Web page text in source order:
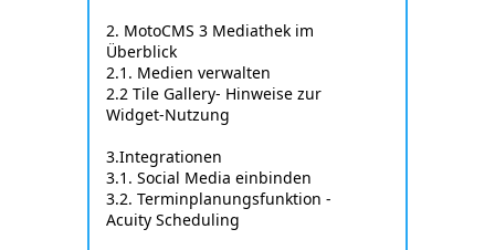
2. MotoCMS 3 Mediathek im
Überblick
2.1. Medien verwalten
2.2 Tile Gallery- Hinweise zur
Widget-Nutzung
3.Integrationen
3.1. Social Media einbinden
3.2. Terminplanungsfunktion -
Acuity Scheduling